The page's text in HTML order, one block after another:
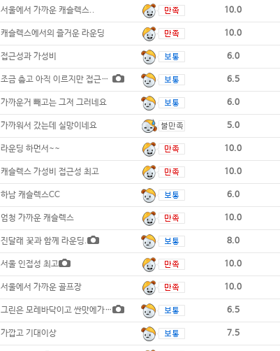
서울에서 가까운 캐슬렉스.. 10.0
캐슬렉스에서의 즐거운 라운딩 10.0
접근성과 가성비 6.0
조금 춥고 아직 이르지만 접근성으로.. 6.5
가까운거 빼고는 그저 그러네요 6.0
가까워서 갔는데 실망이네요 5.0
라운딩 하먼서~~ 10.0
캐슬렉스 가성비 접근성 최고 10.0
하남 캐슬렉스CC 6.0
엄청 가까운 캐슬렉스 10.0
진달래 꿏과 함께 라운딩. 8.0
서울 인접성 최고 10.0
서울에서 가까운 골프장 10.0
그린은 모레바닥이고 싼맛에가까운대가긴좋으나 6.5
가깝고 기대이상 7.5